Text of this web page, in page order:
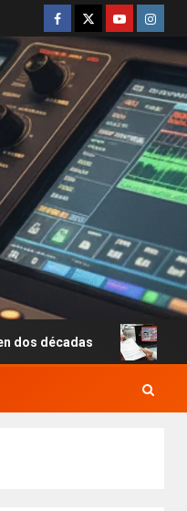
Employment